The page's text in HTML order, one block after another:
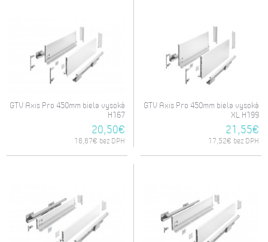
GTV Axis Pro 450mm biela vysoká
H167
20,50€
16,67€ bez DPH
GTV Axis Pro 450mm biela vysoká
XL H199
21,55€
17,52€ bez DPH